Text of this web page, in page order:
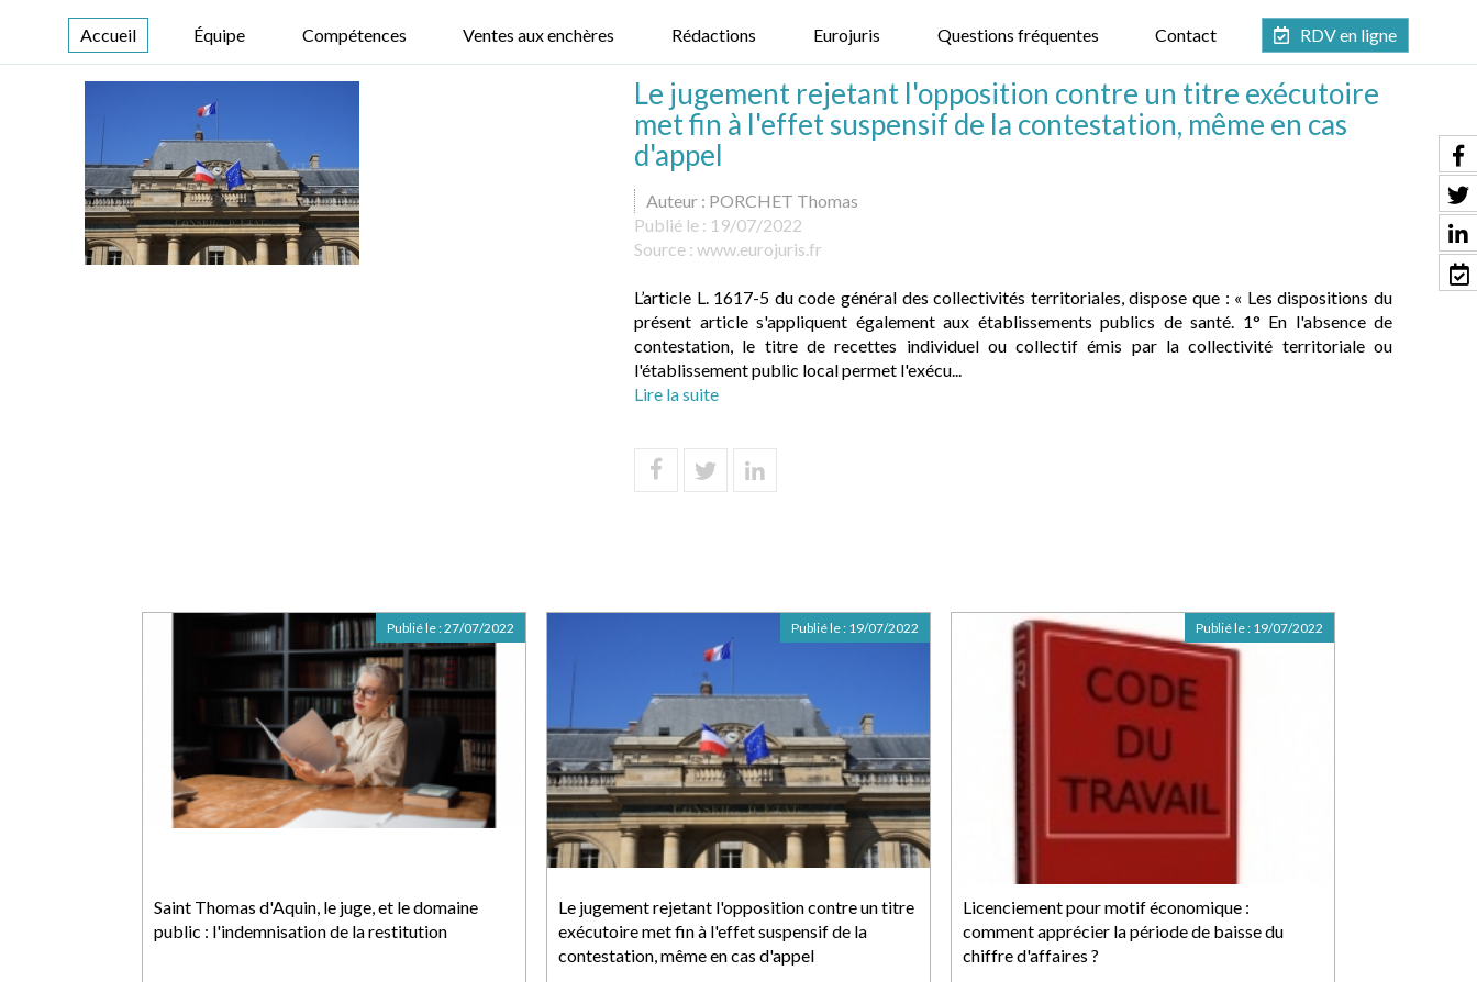
Accueil Équipe Compétences Ventes aux enchères Rédactions Eurojuris Questions fréquentes Contact RDV en ligne
Le jugement rejetant l'opposition contre un titre exécutoire
met fin à l'effet suspensif de la contestation, même en cas
d'appel
Auteur : PORCHET Thomas
Publié le : 19/07/2022
Source : www.eurojuris.fr
L’article L. 1617-5 du code général des collectivités territoriales, dispose que : « Les dispositions du
présent article s'appliquent également aux établissements publics de santé. 1° En l'absence de
contestation, le titre de recettes individuel ou collectif émis par la collectivité territoriale ou
l'établissement public local permet l'exécu...
Lire la suite
Saint Thomas d'Aquin, le juge, et le domaine
public : l'indemnisation de la restitution
Publié le :27/07/2022
Le jugement rejetant l'opposition contre un titre
exécutoire met fin à l'effet suspensif de la
contestation, même en cas d'appel
Publié le : 19/07/2022
Licenciement pour motif économique :
comment apprécier la période de baisse du
chiffre d'affaires ?
Publié le : 19/07/2022